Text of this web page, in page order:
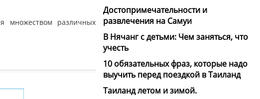
множеством различных
Достопримечательности и
развлечения на Самуи
В Нячанг с детьми: Чем заняться, что
учесть
10 обязательных фраз, которые надо
выучить перед поездкой в Таиланд
Таиланд летом и зимой.